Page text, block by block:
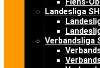
Landesliga SH
Verbandsliga